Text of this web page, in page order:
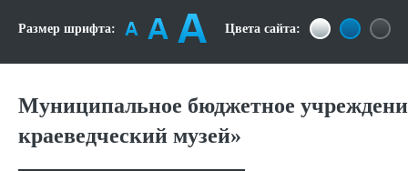
Размер шрифта: Цвета сайта:
Муниципальное бюджетное
краеведческий музей»